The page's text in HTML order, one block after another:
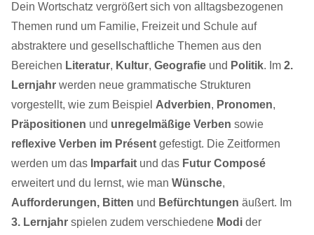
Dein Wortschatz vergrößert sich von alltagsbezogenen
Themen rund um Familie, Freizeit und Schule auf
abstraktere und gesellschaftliche Themen aus den
Bereichen Literatur, Kultur, Geografie und Politik. Im 2.
Lernjahr werden neue grammatische Strukturen
vorgestellt, wie zum Beispiel Adverbien, Pronomen,
Präpositionen und unregelmäßige Verben sowie
reflexive Verben im Présent gefestigt. Die Zeitformen
werden um das Imparfait und das Futur Composé
erweitert und du lernst, wie man Wünsche,
Aufforderungen, Bitten und Befürchtungen äußert. Im
3. Lernjahr spielen zudem verschiedene Modi der